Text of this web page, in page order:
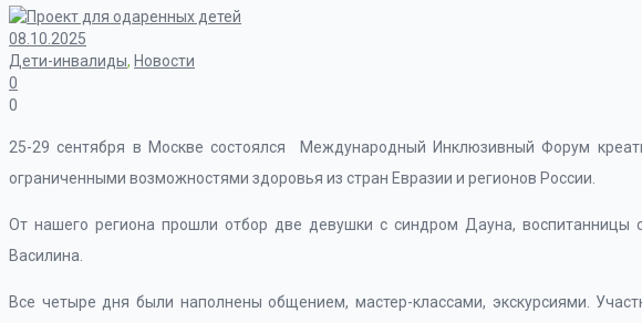
08.10.2025
Дети-инвалиды, Новости
0
0
25-29 сентября в Москве состоялся Международный Инклюзивный Форум
ограниченными возможностями здоровья из стран Евразии и регионов России.
От нашего региона прошли отбор две девушки с синдром Дауна,
Василина.
Все четыре дня были наполнены общением, мастер-классами, экскурсиями.